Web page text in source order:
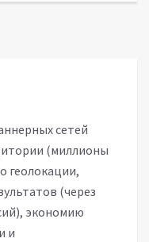
сетей
(миллионы
геолокации,
(через
экономию
и